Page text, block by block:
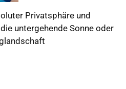
Privatsphäre und
untergehende Sonne oder